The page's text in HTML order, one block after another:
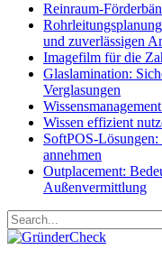
Reinraum-
und zuverlässigen
Imagefilm für die
Glaslamination:
Verglasungen
Wissen effizient
SoftPOS-
annehmen
Outplacement:
Außenvermittlung